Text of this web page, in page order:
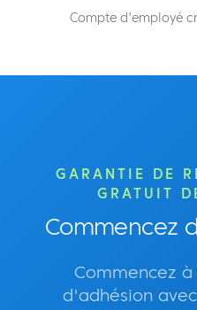
Compte d'employé
GARANTIE DE
GRATUIT
Commencez
Commencez
d'adhésion